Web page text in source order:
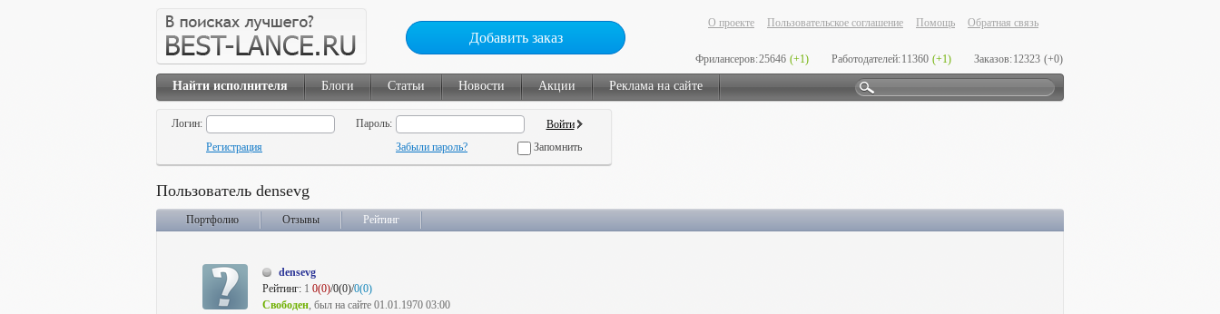
Добавить заказ
О проекте Пользовательское соглашение Помощь Обратная связь
Фрилансеров:25646 (+1) Работодателей:11360 (+1) Заказов:12323 (+0)
Найти исполнителя Блоги Статьи Новости Акции Реклама на сайте
Логин:
Пароль:
Регистрация
Забыли пароль? Запомнить
Пользователь densevg
Портфолио Отзывы Рейтинг
densevg
Рейтинг: 1 0(0)/0(0)/0(0)
Свободен, был на сайте 01.01.1970 03:00